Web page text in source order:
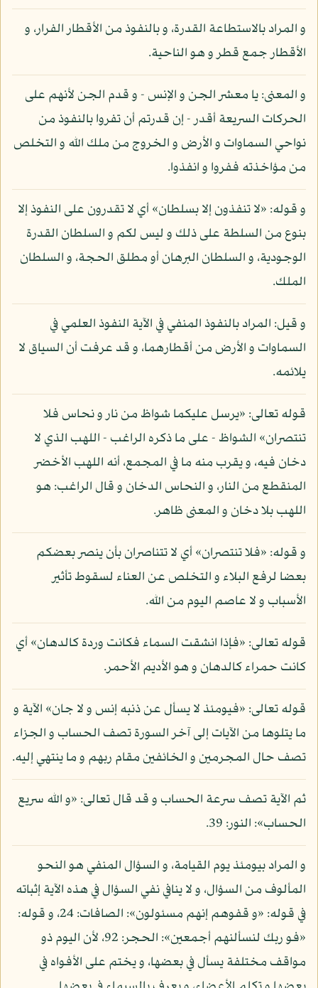
و المراد بالاستطاعة القدرة، و بالنفوذ من الأقطار الفرار، و
الأقطار جمع قطر و هو الناحية.
و المعنى: يا معشر الجن و الإنس - و قدم الجن لأنهم على
الحركات السريعة أقدر - إن قدرتم أن تفروا بالنفوذ من
نواحي السماوات و الأرض و الخروج من ملك الله و التخلص
من مؤاخذته ففروا و انفذوا.
و قوله: «لا تنفذون إلا بسلطان» أي لا تقدرون على النفوذ إلا
بنوع من السلطة على ذلك و ليس لكم و السلطان القدرة
الوجودية، و السلطان البرهان أو مطلق الحجة، و السلطان
الملك.
و قيل: المراد بالنفوذ المنفي في الآية النفوذ العلمي في
السماوات و الأرض من أقطارهما، و قد عرفت أن السياق لا
يلائمه.
قوله تعالى: «يرسل عليكما شواظ من نار و نحاس فلا
تنتصران» الشواظ - على ما ذكره الراغب - اللهب الذي لا
دخان فيه، و يقرب منه ما في المجمع، أنه اللهب الأخضر
المنقطع من النار، و النحاس الدخان و قال الراغب: هو
اللهب بلا دخان و المعنى ظاهر.
و قوله: «فلا تنتصران» أي لا تتناصران بأن ينصر بعضكم
بعضا لرفع البلاء و التخلص عن العناء لسقوط تأثير
الأسباب و لا عاصم اليوم من الله.
قوله تعالى: «فإذا انشقت السماء فكانت وردة كالدهان» أي
كانت حمراء كالدهان و هو الأديم الأحمر.
قوله تعالى: «فيومئذ لا يسأل عن ذنبه إنس و لا جان» الآية و
ما يتلوها من الآيات إلى آخر السورة تصف الحساب و الجزاء
تصف حال المجرمين و الخائفين مقام ربهم و ما ينتهي إليه.
ثم الآية تصف سرعة الحساب و قد قال تعالى: «و الله سريع
الحساب»: النور: 39.
و المراد بيومئذ يوم القيامة، و السؤال المنفي هو النحو
المألوف من السؤال، و لا ينافي نفي السؤال في هذه الآية إثباته
في قوله: «و قفوهم إنهم مسئولون»: الصافات: 24، و قوله:
«فو ربك لنسألنهم أجمعين»: الحجر: 92، لأن اليوم ذو
مواقف مختلفة يسأل في بعضها، و يختم على الأفواه في